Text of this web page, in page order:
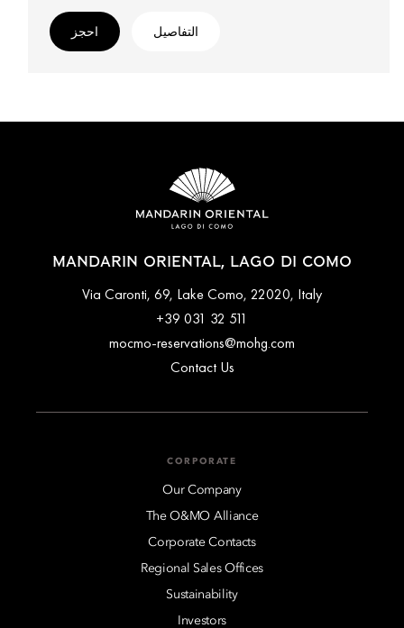
التفاصيل احجز
MANDARIN ORIENTAL, LAGO DI COMO
Via Caronti, 69, Lake Como, 22020, Italy
+39 031 32 511
mocmo-reservations@mohg.com
Contact Us
CORPORATE
Our Company
The O&MO Alliance
Corporate Contacts
Regional Sales Offices
Sustainability
Investors